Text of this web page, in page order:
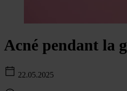
Acné pendant la
22.05.2025